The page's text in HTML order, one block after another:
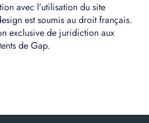
avec l’utilisation du site
est soumis au droit français.
exclusive de juridiction aux
de Gap.